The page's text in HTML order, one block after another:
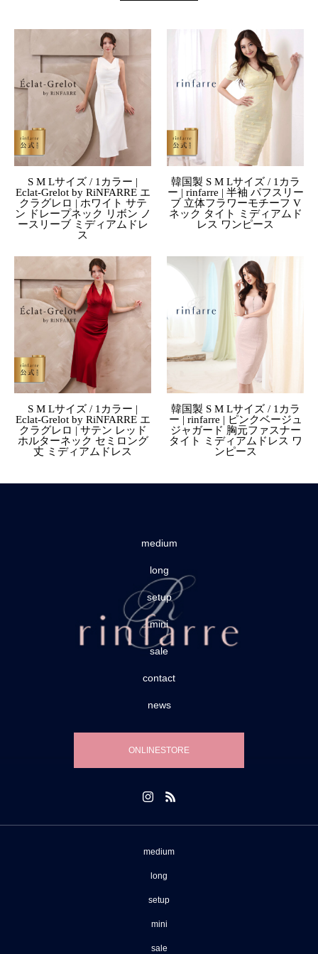
S M Lサイズ / 1カラー |
Eclat-Grelot by RiNFARRE エ
クラグレロ | ホワイト サテ
ン ドレープネック リボン ノ
ースリーブ ミディアムドレ
ス
韓国製 S M Lサイズ / 1カラ
ー | rinfarre | 半袖 パフスリー
ブ 立体フラワーモチーフ V
ネック タイト ミディアムド
レス ワンピース
S M Lサイズ / 1カラー |
Eclat-Grelot by RiNFARRE エ
クラグレロ | サテン レッド
ホルターネック セミロング
丈 ミディアムドレス
韓国製 S M Lサイズ / 1カラ
ー | rinfarre | ピンクベージュ
ジャガード 胸元ファスナー
タイト ミディアムドレス ワ
ンピース
medium
long
setup
mini
sale
contact
news
ONLINESTORE
medium
long
setup
mini
sale